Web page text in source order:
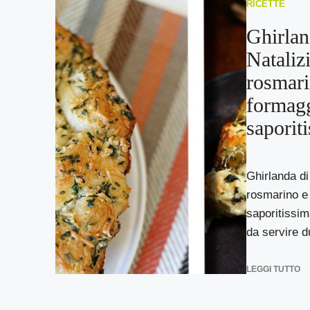
RICETTE
Ghirlanda
rosmarino
da servire
LEGGI TUTTO